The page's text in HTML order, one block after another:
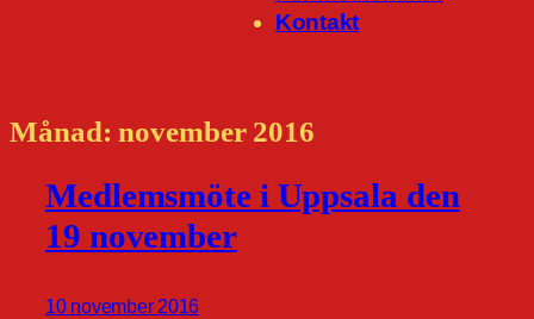
Kontakt
Månad:november 2016
Medlemsmöte i Uppsala den
19 november
10 november 2016